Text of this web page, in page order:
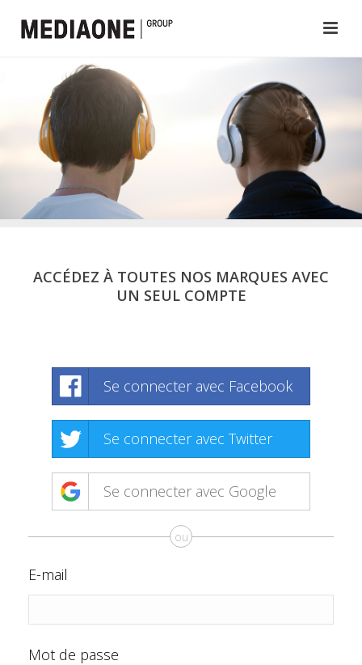
ACCÉDEZ À TOUTES NOS MARQUES AVEC
UN SEUL COMPTE
Se connecter avec Facebook
Se connecter avec Twitter
Se connecter avec Google
ou
E-mail
Mot de passe